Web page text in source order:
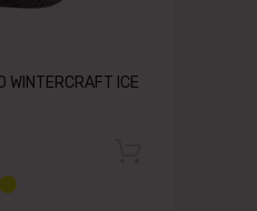
WINTERCRAFT ICE